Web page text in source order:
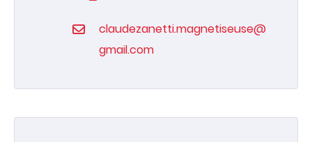
claudezanetti.magnetiseuse@
gmail.com